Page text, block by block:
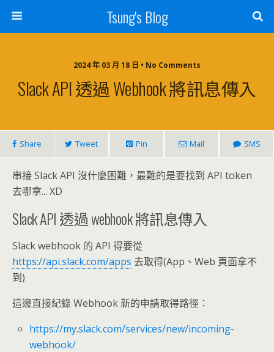
Tsung's Blog
2024 年 03 月 18 日 • No Comments
Slack API 透過 Webhook 將訊息傳入
Share Tweet Pin Mail SMS
串接 Slack API 沒什麼困難，最難的是要找到 API token
去哪拿... XD
Slack API 透過 webhook 將訊息傳入
Slack webhook 的 API 得要從
https://api.slack.com/apps 去取得(App、Web 頁面拿不
到)
這邊直接紀錄 Webhook 新的申請取得路徑：
https://my.slack.com/services/new/incoming-
webhook/